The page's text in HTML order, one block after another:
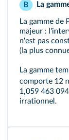
B La
La gamme de
majeur :
n'est pas
(la plus
La gamme
comporte 12
1,059 463
irrationnel.